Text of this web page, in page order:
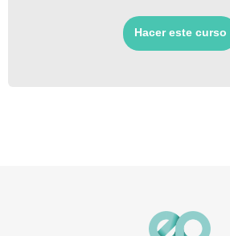
Hacer este curso